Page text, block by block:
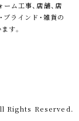
ム工事、店舗、店
ブラインド・雑貨の
す。
Rights Reserved.